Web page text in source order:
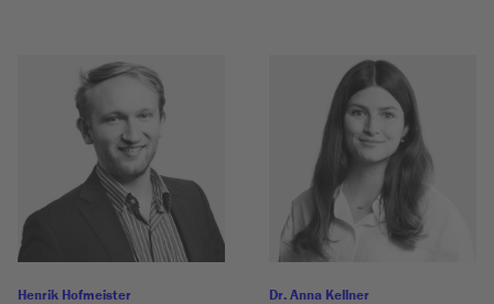
Henrik Hofmeister
Dr. Anna Kellner